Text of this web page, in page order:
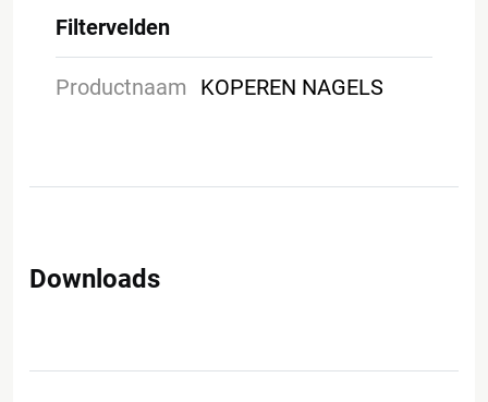
Filtervelden
Productnaam KOPEREN NAGELS
Downloads